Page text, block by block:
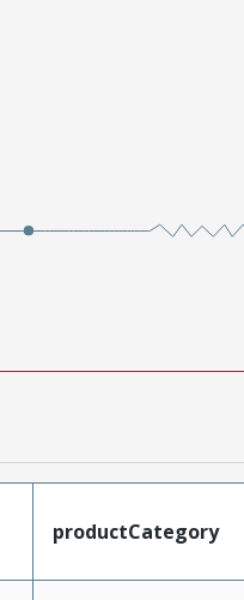
productCategory